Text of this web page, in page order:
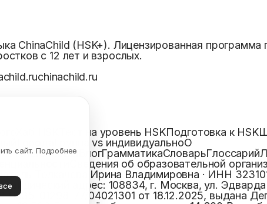
ChinaChild (HSK+). Лицензированная
с 12 лет и взрослых.
chinachild.ru
Тест на уровень HSKПодготовка к HSK
Группа vs индивидуальноО
Отзывы БлогГрамматикаСловарьГлоссарий
Сведения об образовательной
Толкачева Ирина Владимировна · ИНН
адрес: 108834, г. Москва, ул.
Л035-01298-77/04021301 от 18.12.2025, выдана
сайт. Подробнее